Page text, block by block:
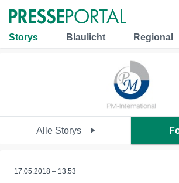
Storys Blaulicht Regional
Alle Storys
17.05.2018 – 13:53